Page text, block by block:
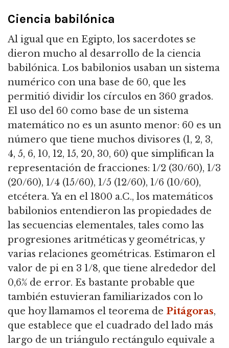
Ciencia babilónica
Al igual que en Egipto, los sacerdotes se
dieron mucho al desarrollo de la ciencia
babilónica. Los babilonios usaban un sistema
numérico con una base de 60, que les
permitió dividir los círculos en 360 grados.
El uso del 60 como base de un sistema
matemático no es un asunto menor: 60 es un
número que tiene muchos divisores (1, 2, 3,
4, 5, 6, 10, 12, 15, 20, 30, 60) que simplifican la
representación de fracciones: 1/2 (30/60), 1/3
(20/60), 1/4 (15/60), 1/5 (12/60), 1/6 (10/60),
etcétera. Ya en el 1800 a.C., los matemáticos
babilonios entendieron las propiedades de
las secuencias elementales, tales como las
progresiones aritméticas y geométricas, y
varias relaciones geométricas. Estimaron el
valor de pi en 3 1/8, que tiene alrededor del
0,6% de error. Es bastante probable que
también estuvieran familiarizados con lo
que hoy llamamos el teorema de Pitágoras,
que establece que el cuadrado del lado más
largo de un triángulo rectángulo equivale a